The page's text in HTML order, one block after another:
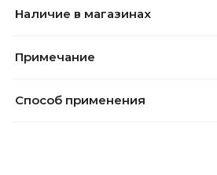
Наличие в магазинах
Примечание
Способ применения